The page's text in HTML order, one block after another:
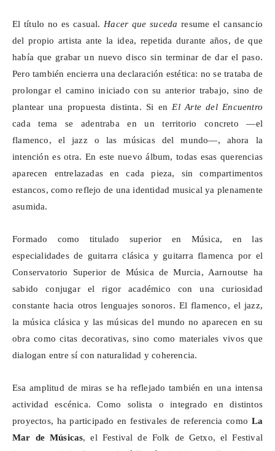
El título no es casual. Hacer que suceda resume el cansancio
del propio artista ante la idea, repetida durante años, de que
había que grabar un nuevo disco sin terminar de dar el paso.
Pero también encierra una declaración estética: no se trataba de
prolongar el camino iniciado con su anterior trabajo, sino de
plantear una propuesta distinta. Si en El Arte del Encuentro
cada tema se adentraba en un territorio concreto —el
flamenco, el jazz o las músicas del mundo—, ahora la
intención es otra. En este nuevo álbum, todas esas querencias
aparecen entrelazadas en cada pieza, sin compartimentos
estancos, como reflejo de una identidad musical ya plenamente
asumida.
Formado como titulado superior en Música, en las
especialidades de guitarra clásica y guitarra flamenca por el
Conservatorio Superior de Música de Murcia, Aarnoutse ha
sabido conjugar el rigor académico con una curiosidad
constante hacia otros lenguajes sonoros. El flamenco, el jazz,
la música clásica y las músicas del mundo no aparecen en su
obra como citas decorativas, sino como materiales vivos que
dialogan entre sí con naturalidad y coherencia.
Esa amplitud de miras se ha reflejado también en una intensa
actividad escénica. Como solista o integrado en distintos
proyectos, ha participado en festivales de referencia como La
Mar de Músicas, el Festival de Folk de Getxo, el Festival